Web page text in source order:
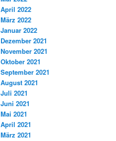
April 2022
März 2022
Januar 2022
Dezember 2021
November 2021
Oktober 2021
September 2021
August 2021
Juli 2021
Juni 2021
Mai 2021
April 2021
März 2021